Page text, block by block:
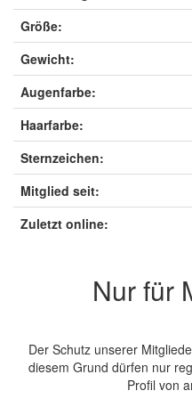
Größe:
Gewicht:
Augenfarbe:
Haarfarbe:
Sternzeichen:
Mitglied seit:
Zuletzt online:
Nur für
Der Schutz unserer
diesem Grund dürfen nur
Profil von